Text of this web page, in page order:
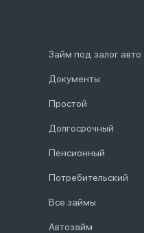
Займ под залог авто
Документы
Простой
Долгосрочный
Пенсионный
Потребительский
Все займы
Автозайм